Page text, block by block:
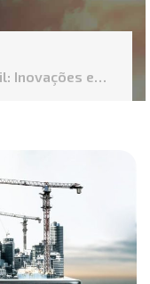
Inovações e